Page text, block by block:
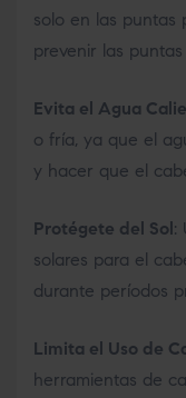
solo en las puntas
prevenir las
Evita el Agua
o fría, ya que el
y hacer que el
Protégete del Sol:
solares para el
durante períodos
Limita el Uso de
herramientas de